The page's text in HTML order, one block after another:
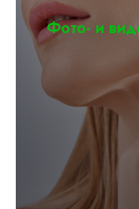
Фото- и